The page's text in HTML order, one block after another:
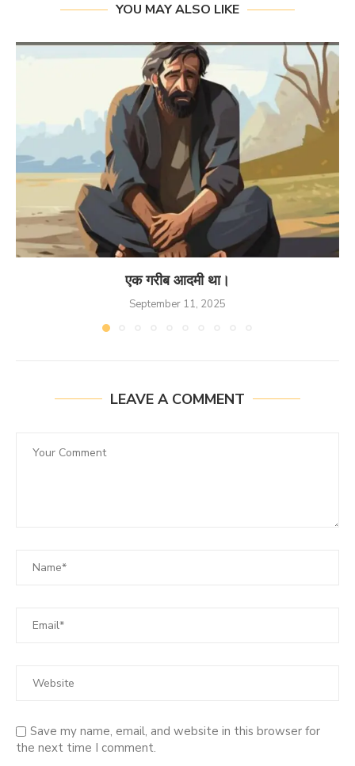
YOU MAY ALSO LIKE
एक गरीब आदमी था।
September 11, 2025
LEAVE A COMMENT
Save my name, email, and website in this browser for
the next time I comment.